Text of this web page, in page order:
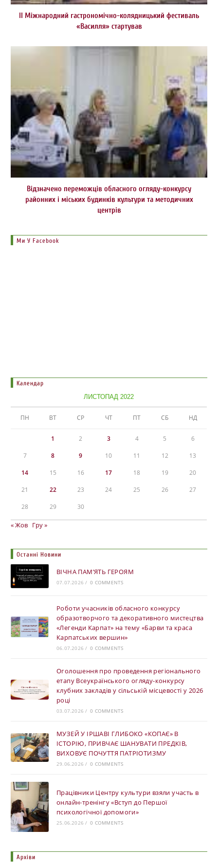
II Міжнародний гастрономічно-колядницький фестиваль
«Василля» стартував
Відзначено переможців обласного огляду-конкурсу
районних і міських будинків культури та методичних
центрів
Ми У Facebook
Календар
ЛИСТОПАД 2022
ПН ВТ СР ЧТ ПТ СБ НД
1 2 3 4 5 6
7 8 9 10 11 12 13
14 15 16 17 18 19 20
21 22 23 24 25 26 27
28 29 30
« Жов Гру »
Останні Новини
ВІЧНА ПАМ’ЯТЬ ГЕРОЯМ
07.07.2026 / 0 COMMENTS
Роботи учасників обласного конкурсу
образотворчого та декоративного мистецтва
«Легенди Карпат» на тему «Барви та краса
Карпатських вершин»
06.07.2026 / 0 COMMENTS
Оголошення про проведення регіонального
етапу Всеукраїнського огляду-конкурсу
клубних закладів у сільській місцевості у 2026
році
03.07.2026 / 0 COMMENTS
МУЗЕЙ У ІРШАВІ ГЛИБОКО «КОПАЄ» В
ІСТОРІЮ, ПРИВЧАЄ ШАНУВАТИ ПРЕДКІВ,
ВИХОВУЄ ПОЧУТТЯ ПАТРІОТИЗМУ
29.06.2026 / 0 COMMENTS
Працівники Центру культури взяли участь в
онлайн-тренінгу «Вступ до Першої
психологічної допомоги»
25.06.2026 / 0 COMMENTS
Архіви